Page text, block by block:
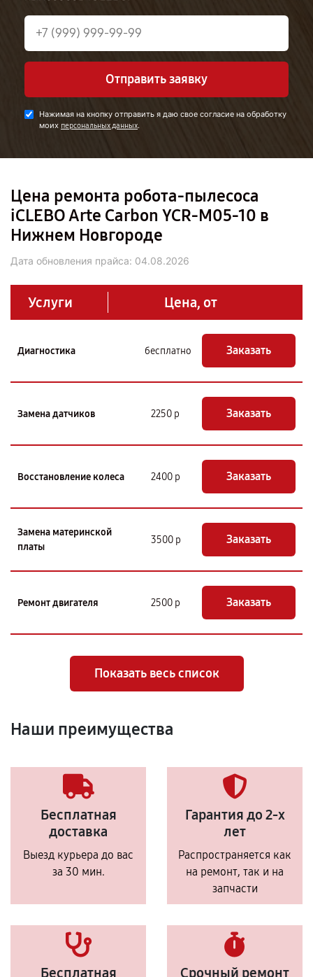
Отправить заявку
Нажимая на кнопку отправить я даю свое согласие на обработку
моих персональных данных.
Цена ремонта робота-пылесоса
iCLEBO Arte Carbon YCR-M05-10 в
Нижнем Новгороде
Дата обновления прайса: 04.08.2026
Услуги Цена, от
Диагностика бесплатно Заказать
Замена датчиков 2250 р Заказать
Восстановление колеса 2400 р Заказать
Замена материнской
платы
3500 р Заказать
Ремонт двигателя 2500 р Заказать
Показать весь список
Наши преимущества
Бесплатная
доставка
Выезд курьера до вас
за 30 мин.
Гарантия до 2-х
лет
Распространяется как
на ремонт, так и на
запчасти
Бесплатная Срочный ремонт